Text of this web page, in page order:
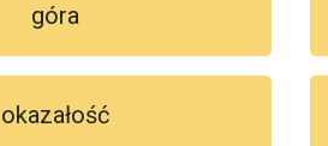
góra
okazałość